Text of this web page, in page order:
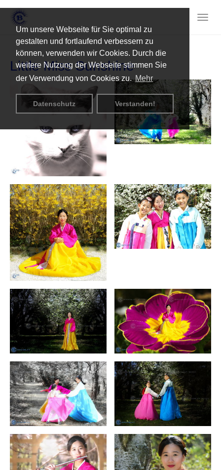
Um unsere Webseite für Sie optimal zu
gestalten und fortlaufend verbessern zu
können, verwenden wir Cookies. Durch die
weitere Nutzung der Webseite stimmen Sie
der Verwendung von Cookies zu. Mehr
Datenschutz Verstanden!
main
content
Little Miss Sunshine